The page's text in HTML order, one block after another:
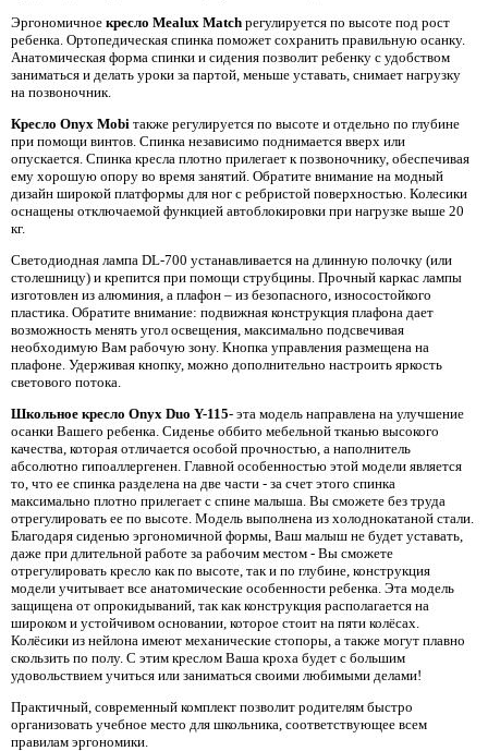
Эргономичное кресло Mealux Match регулируется по высоте под рост
ребенка. Ортопедическая спинка поможет сохранить правильную осанку.
Анатомическая форма спинки и сидения позволит ребенку с удобством
заниматься и делать уроки за партой, меньше уставать, снимает нагрузку
на позвоночник.
Кресло Onyx Mobi также регулируется по высоте и отдельно по глубине
при помощи винтов. Спинка независимо поднимается вверх или
опускается. Спинка кресла плотно прилегает к позвоночнику, обеспечивая
ему хорошую опору во время занятий. Обратите внимание на модный
дизайн широкой платформы для ног с ребристой поверхностью. Колесики
оснащены отключаемой функцией автоблокировки при нагрузке выше 20
кг.
Светодиодная лампа DL-700 устанавливается на длинную полочку (или
столешницу) и крепится при помощи струбцины. Прочный каркас лампы
изготовлен из алюминия, а плафон – из безопасного, износостойкого
пластика. Обратите внимание: подвижная конструкция плафона дает
возможность менять угол освещения, максимально подсвечивая
необходимую Вам рабочую зону. Кнопка управления размещена на
плафоне. Удерживая кнопку, можно дополнительно настроить яркость
светового потока.
Школьное кресло Onyx Duo Y-115- эта модель направлена на улучшение
осанки Вашего ребенка. Сиденье оббито мебельной тканью высокого
качества, которая отличается особой прочностью, а наполнитель
абсолютно гипоаллергенен. Главной особенностью этой модели является
то, что ее спинка разделена на две части - за счет этого спинка
максимально плотно прилегает с спине малыша. Вы сможете без труда
отрегулировать ее по высоте. Модель выполнена из холоднокатаной стали.
Благодаря сиденью эргономичной формы, Ваш малыш не будет уставать,
даже при длительной работе за рабочим местом - Вы сможете
отрегулировать кресло как по высоте, так и по глубине, конструкция
модели учитывает все анатомические особенности ребенка. Эта модель
защищена от опрокидываний, так как конструкция располагается на
широком и устойчивом основании, которое стоит на пяти колёсах.
Колёсики из нейлона имеют механические стопоры, а также могут плавно
скользить по полу. С этим креслом Ваша кроха будет с большим
удовольствием учиться или заниматься своими любимыми делами!
Практичный, современный комплект позволит родителям быстро
организовать учебное место для школьника, соответствующее всем
правилам эргономики.